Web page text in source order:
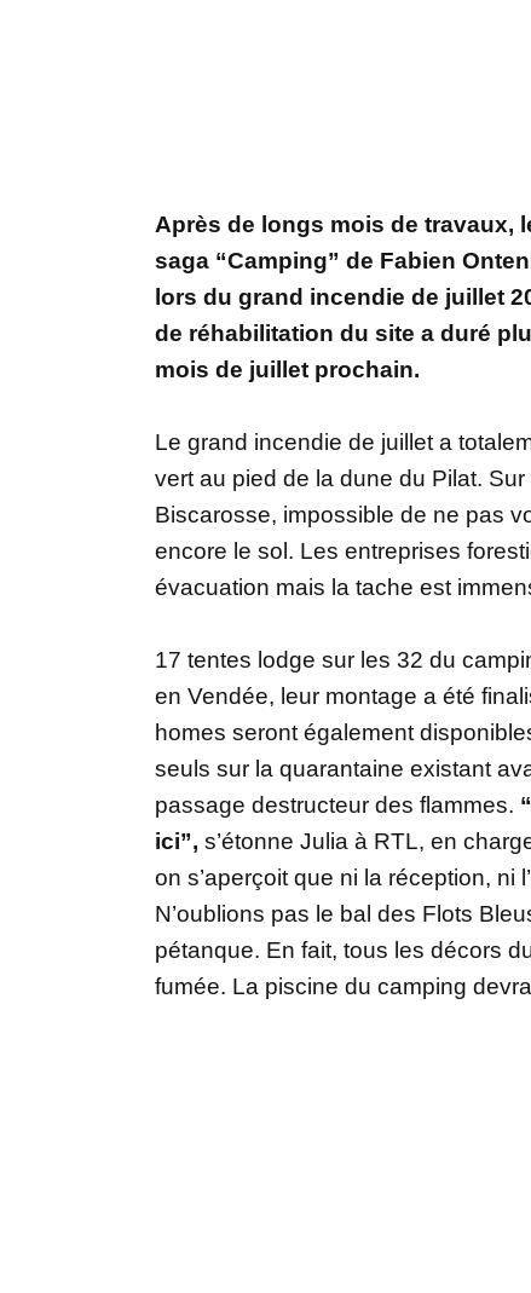
Après de longs mois de travaux,
saga “Camping” de Fabien
lors du grand incendie de juillet
de réhabilitation du site a duré
mois de juillet prochain.
Le grand incendie de juillet a
vert au pied de la dune du Pilat.
Biscarosse, impossible de ne pas
encore le sol. Les entreprises
évacuation mais la tache est
17 tentes lodge sur les 32 du
en Vendée, leur montage a été
homes seront également
seuls sur la quarantaine existant
passage destructeur des flammes.
ici”, s’étonne Julia à RTL, en
on s’aperçoit que ni la réception, ni
N’oublions pas le bal des Flots
pétanque. En fait, tous les décors
fumée. La piscine du camping